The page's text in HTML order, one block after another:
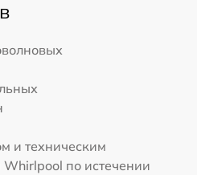
и техническим
по истечении